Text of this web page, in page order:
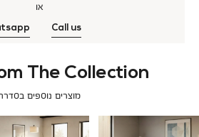
או
Call us
The Collection
מוצרים נוספים